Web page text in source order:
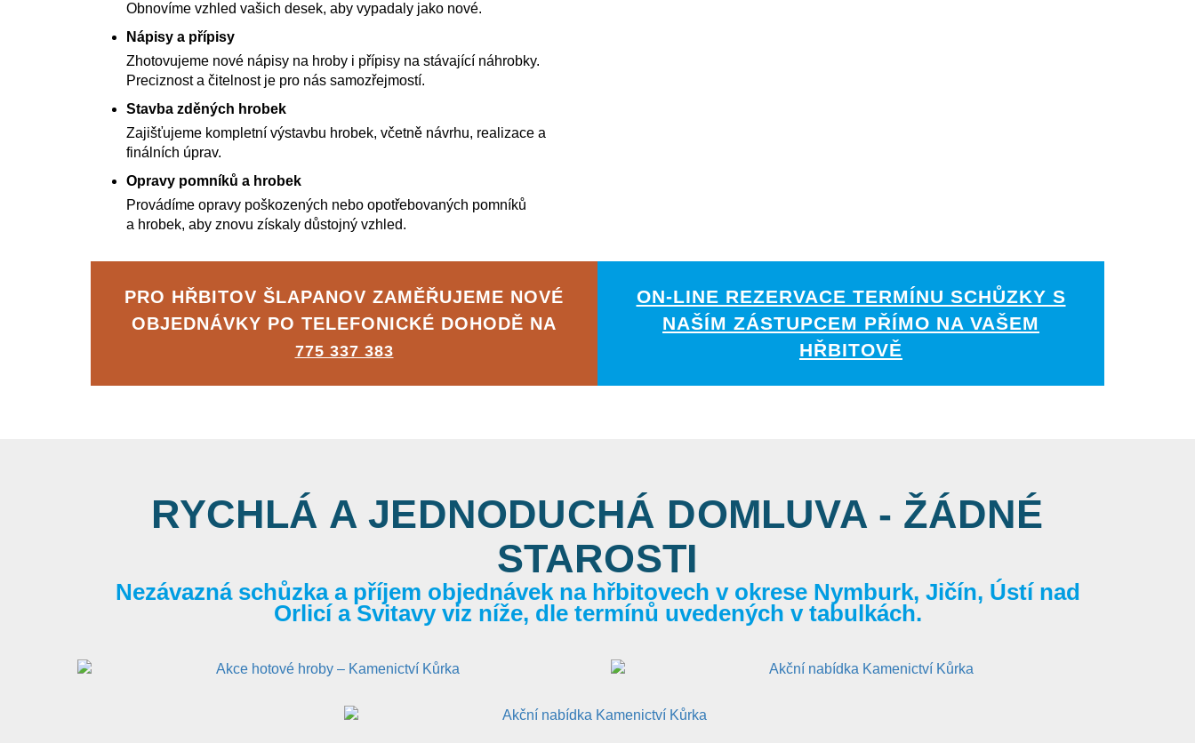
Obnovíme vzhled vašich desek, aby vypadaly jako nové.
Nápisy a přípisy
Zhotovujeme nové nápisy na hroby i přípisy na stávající náhrobky.
Preciznost a čitelnost je pro nás samozřejmostí.
Stavba zděných hrobek
Zajišťujeme kompletní výstavbu hrobek, včetně návrhu, realizace a
finálních úprav.
Opravy pomníků a hrobek
Provádíme opravy poškozených nebo opotřebovaných pomníků
a hrobek, aby znovu získaly důstojný vzhled.
PRO HŘBITOV ŠLAPANOV ZAMĚŘUJEME NOVÉ
OBJEDNÁVKY PO TELEFONICKÉ DOHODĚ NA
775 337 383
ON-LINE REZERVACE TERMÍNU SCHŮZKY S
NAŠÍM ZÁSTUPCEM PŘÍMO NA VAŠEM
HŘBITOVĚ
RYCHLÁ A JEDNODUCHÁ DOMLUVA - ŽÁDNÉ
STAROSTI
Nezávazná schůzka a příjem objednávek na hřbitovech v okrese Nymburk, Jičín, Ústí nad
Orlicí a Svitavy viz níže, dle termínů uvedených v tabulkách.